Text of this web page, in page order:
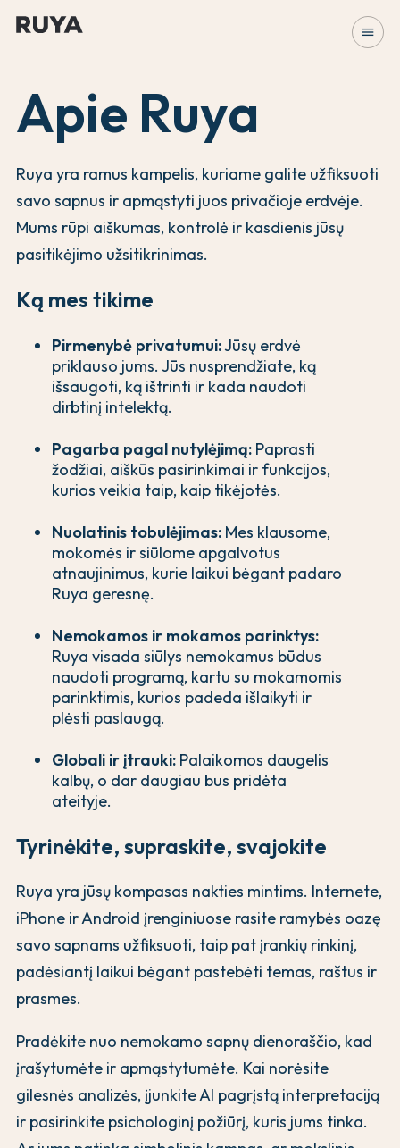
menu
Apie Ruya
Ruya yra ramus kampelis, kuriame galite užfiksuoti
savo sapnus ir apmąstyti juos privačioje erdvėje.
Mums rūpi aiškumas, kontrolė ir kasdienis jūsų
pasitikėjimo užsitikrinimas.
Ką mes tikime
Pirmenybė privatumui:Jūsų erdvė
priklauso jums. Jūs nusprendžiate, ką
išsaugoti, ką ištrinti ir kada naudoti
dirbtinį intelektą.
Pagarba pagal nutylėjimą: Paprasti
žodžiai, aiškūs pasirinkimai ir funkcijos,
kurios veikia taip, kaip tikėjotės.
Nuolatinis tobulėjimas: Mes klausome,
mokomės ir siūlome apgalvotus
atnaujinimus, kurie laikui bėgant padaro
Ruya geresnę.
Nemokamos ir mokamos parinktys:
Ruya visada siūlys nemokamus būdus
naudoti programą, kartu su mokamomis
parinktimis, kurios padeda išlaikyti ir
plėsti paslaugą.
Globali ir įtrauki: Palaikomos daugelis
kalbų, o dar daugiau bus pridėta
ateityje.
Tyrinėkite, supraskite, svajokite
Ruya yra jūsų kompasas nakties mintims. Internete,
iPhone ir Android įrenginiuose rasite ramybės oazę
savo sapnams užfiksuoti, taip pat įrankių rinkinį,
padėsiantį laikui bėgant pastebėti temas, raštus ir
prasmes.
Pradėkite nuo nemokamo sapnų dienoraščio, kad
įrašytumėte ir apmąstytumėte. Kai norėsite
gilesnės analizės, įjunkite AI pagrįstą interpretaciją
ir pasirinkite psichologinį požiūrį, kuris jums tinka.